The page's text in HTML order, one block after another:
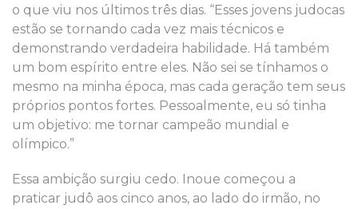
o que viu nos últimos três dias. “Esses jovens judocas
estão se tornando cada vez mais técnicos e
demonstrando verdadeira habilidade. Há também
um bom espírito entre eles. Não sei se tínhamos o
mesmo na minha época, mas cada geração tem seus
próprios pontos fortes. Pessoalmente, eu só tinha
um objetivo: me tornar campeão mundial e
olímpico.”
Essa ambição surgiu cedo. Inoue começou a
praticar judô aos cinco anos, ao lado do irmão, no